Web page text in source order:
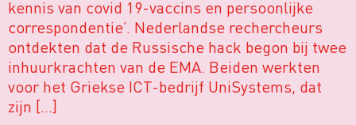
kennis van covid 19-vaccins en persoonlijke
correspondentie’. Nederlandse rechercheurs
ontdekten dat de Russische hack begon bij twee
inhuurkrachten van de EMA. Beiden werkten
voor het Griekse ICT-bedrijf UniSystems, dat
zijn […]